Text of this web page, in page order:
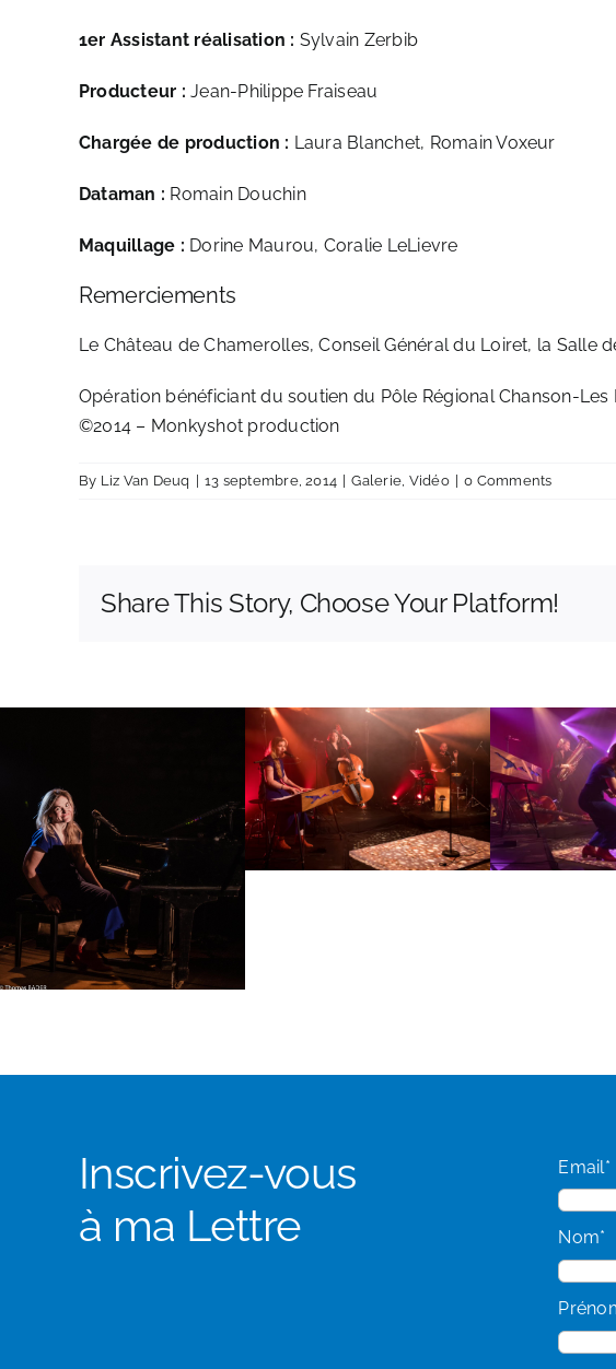
1er Assistant réalisation : Sylvain Zerbib
Producteur : Jean-Philippe Fraiseau
Chargée de production : Laura Blanchet, Romain Voxeur
Dataman : Romain Douchin
Maquillage : Dorine Maurou, Coralie LeLievre
Remerciements
Le Château de Chamerolles, Conseil Général du Loiret, la Salle
Opération bénéficiant du soutien du Pôle Régional Chanson-
©2014 – Monkyshot production
By Liz Van Deuq 13 septembre, 2014 Galerie Vidéo 0 Comments
Share This Story, Choose Your Platform!
Inscrivez-vous
à ma Lettre
Email*
Nom*